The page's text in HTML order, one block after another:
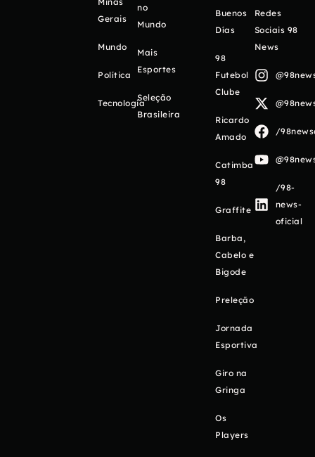
Gerais
Mundo
Política
Tecnologia
no
Mundo
Mais
Esportes
Seleção
Brasileira
Buenos
Días
98
Futebol
Clube
Ricardo
Amado
Catimba
98
Graffite
Barba,
Cabelo e
Bigode
Preleção
Jornada
Esportiva
Giro na
Gringa
Os
Players
Redes
Sociais 98
News
/
/98-
news-
oficial